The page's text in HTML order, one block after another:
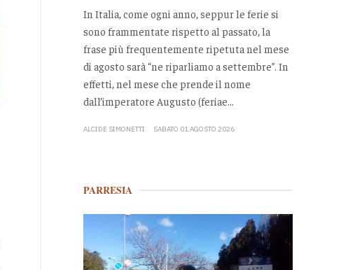
In Italia, come ogni anno, seppur le ferie si
sono frammentate rispetto al passato, la
frase più frequentemente ripetuta nel mese
di agosto sarà “ne riparliamo a settembre”. In
effetti, nel mese che prende il nome
dall’imperatore Augusto (feriae...
ALCIDE SIMONETTI SABATO 01 AGOSTO 2026
PARRESIA